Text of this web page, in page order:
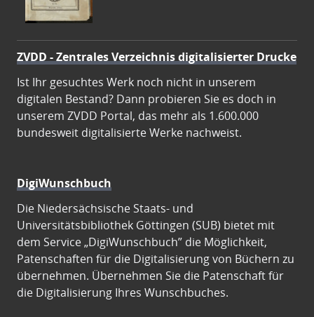
ZVDD - Zentrales Verzeichnis digitalisierter Drucke
Ist Ihr gesuchtes Werk noch nicht in unserem
digitalen Bestand? Dann probieren Sie es doch in
unserem ZVDD Portal, das mehr als 1.600.000
bundesweit digitalisierte Werke nachweist.
DigiWunschbuch
Die Niedersächsische Staats- und
Universitätsbibliothek Göttingen (SUB) bietet mit
dem Service „DigiWunschbuch” die Möglichkeit,
Patenschaften für die Digitalisierung von Büchern zu
übernehmen. Übernehmen Sie die Patenschaft für
die Digitalisierung Ihres Wunschbuches.